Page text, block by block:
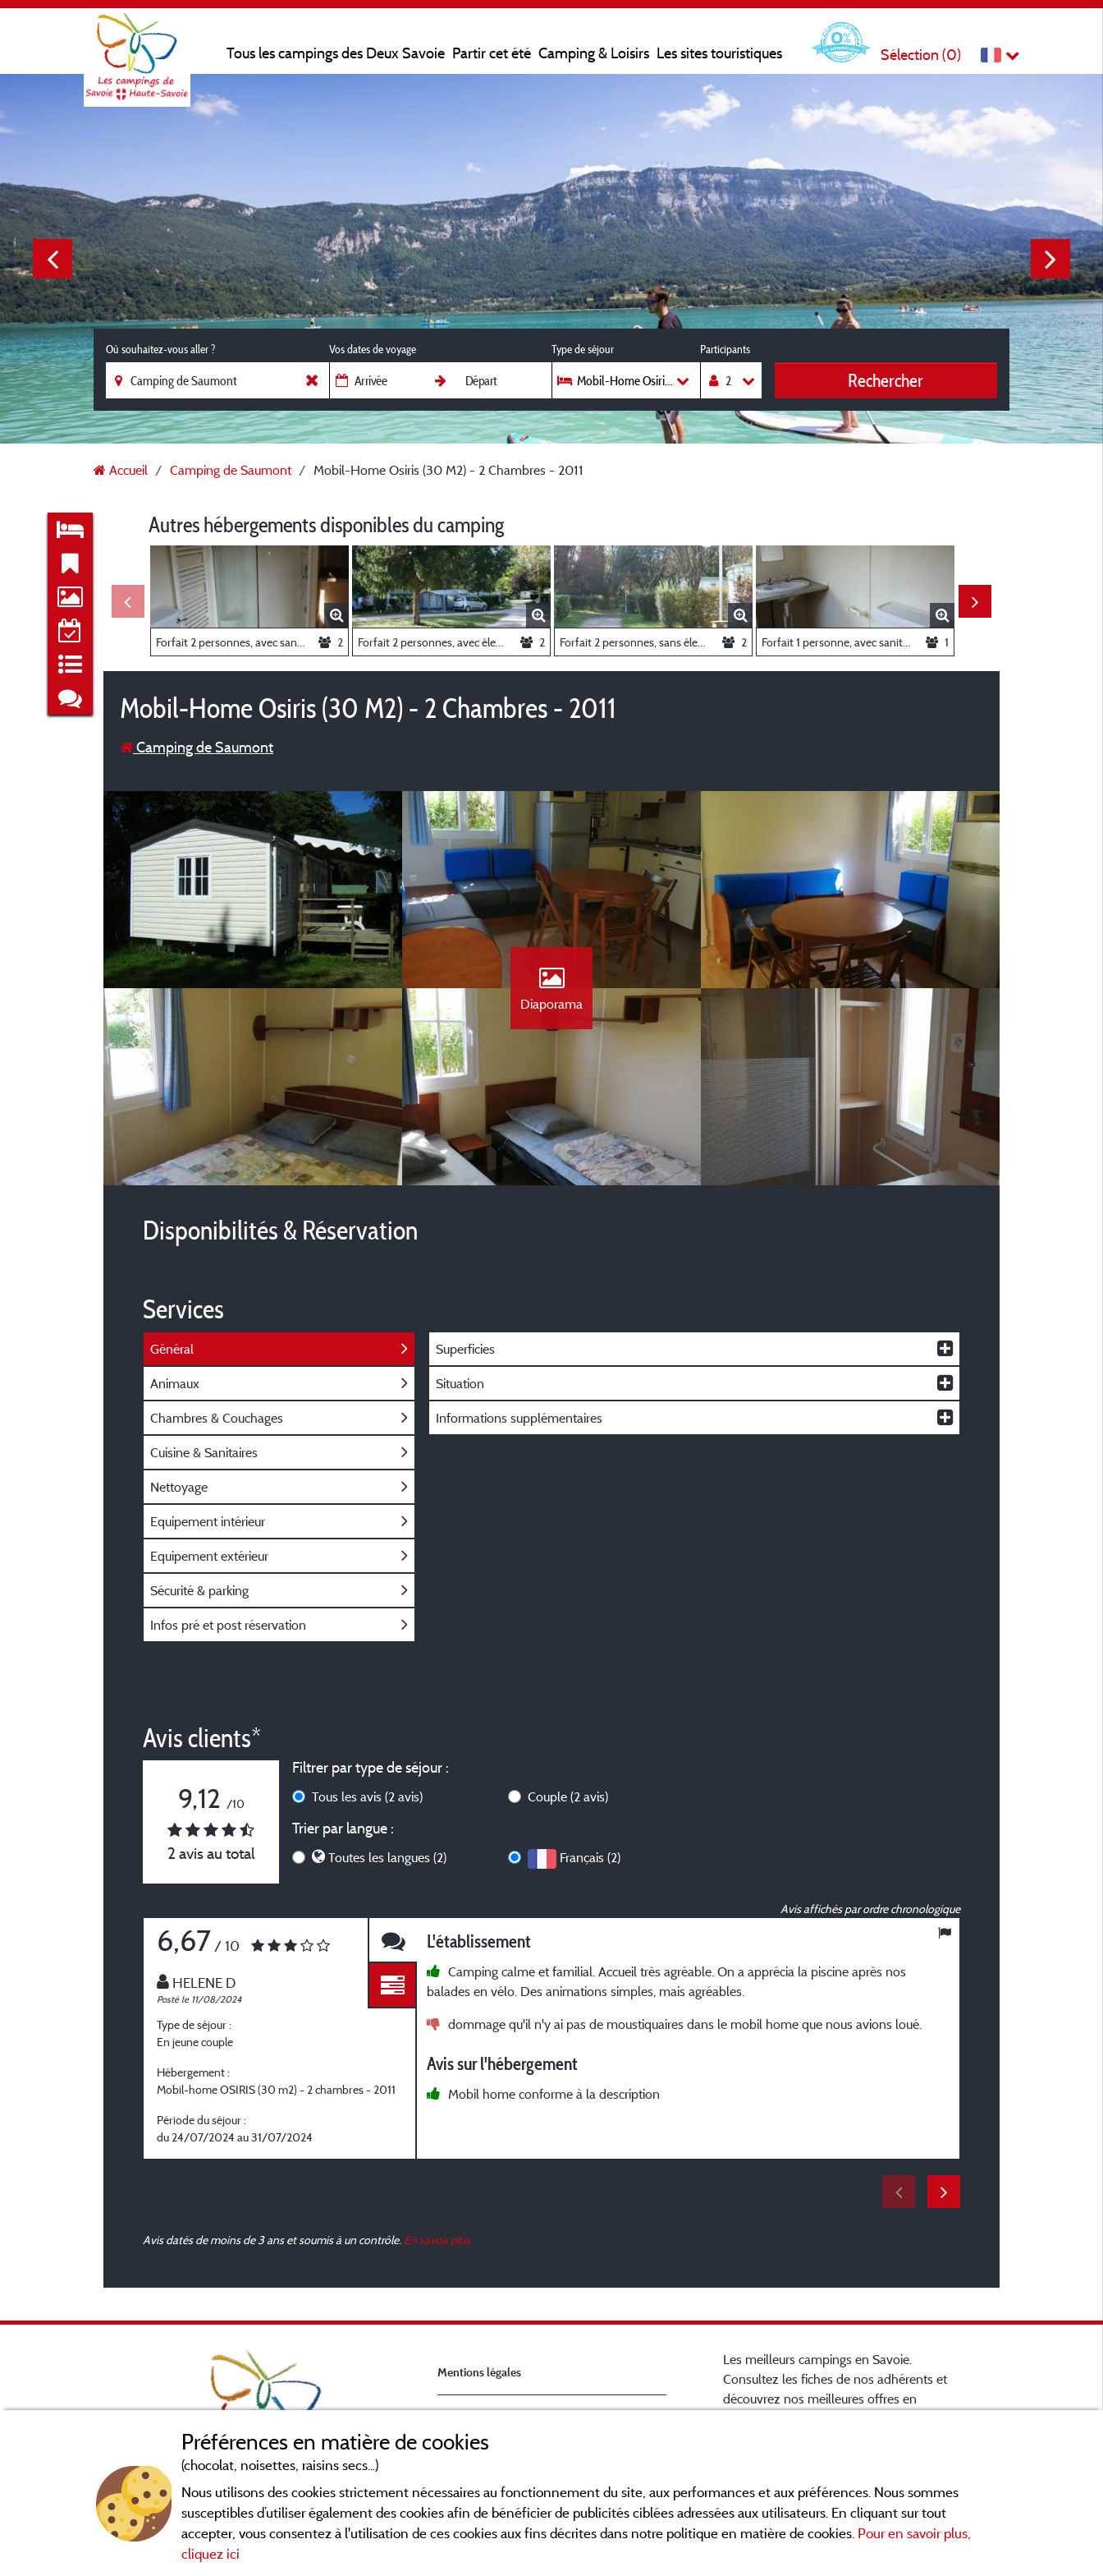
Tous les campings des Deux Savoie Partir cet été Camping & Loisirs Les sites touristiques Sélection (0)
Où souhaitez-vous aller ? Vos dates de voyage Type de séjour
Mobil-Home Osiris (30 M2) - 2 Chambres - 2011
Participants
Rechercher
Accueil Camping de Saumont Mobil-Home Osiris (30 M2) - 2 Chambres - 2011
Autres hébergements disponibles du camping
2 Forfait 2 personnes, avec électricité, 1 emplacement, 1 tente/ caravane/ 1 véhicule 2 Forfait 2 personnes, sans électricité, 1 emplacement, 1 tente/ caravane, 1 véhicule 2 Forfait 1 personne, avec sanitaire individuel, 1 emplacement, 1 tente/ caravane, 1 véhicule 1
Mobil-Home Osiris (30 M2) - 2 Chambres - 2011
Camping de Saumont
Diaporama
Disponibilités & Réservation
Services
Général
Animaux
Chambres & Couchages
Cuisine & Sanitaires
Nettoyage
Equipement intérieur
Equipement extérieur
Sécurité & parking
Infos pré et post réservation
Superficies
Situation
Informations supplémentaires
Avis clients*
9,12 /10
2 avis au total
Filtrer par type de séjour :
Tous les avis (2 avis) Couple(2 avis)
Trier par langue :
Toutes les langues (2) Français (2)
Avis affichés par ordre chronologique
6,67 / 10
HELENE D
Posté le 11/08/2024
Type de séjour :
En jeune couple
Hébergement :
Mobil-home OSIRIS (30 m2) - 2 chambres - 2011
Période du séjour :
du 24/07/2024 au 31/07/2024
L'établissement
Camping calme et familial. Accueil très agréable. On a apprécia la piscine après nos
balades en vélo. Des animations simples, mais agréables.
dommage qu'il n'y ai pas de moustiquaires dans le mobil home que nous avions loué.
Avis sur l'hébergement
Mobil home conforme à la description
Avis datés de moins de 3 ans et soumis à un contrôle. En savoir plus
Mentions légales
CGV
Les meilleurs campings en Savoie.
Consultez les fiches de nos adhérents et
découvrez nos meilleures offres en
pour réserver votre séjour préféré.
Faites vous votre propre idée du
Préférences en matière de cookies
(chocolat, noisettes, raisins secs...)
Nous utilisons des cookies strictement nécessaires au fonctionnement du site, aux performances et aux préférences. Nous sommes
susceptibles d’utiliser également des cookies afin de bénéficier de publicités ciblées adressées aux utilisateurs. En cliquant sur tout
accepter, vous consentez à l'utilisation de ces cookies aux fins décrites dans notre politique en matière de cookies. Pour en savoir plus,
cliquez ici